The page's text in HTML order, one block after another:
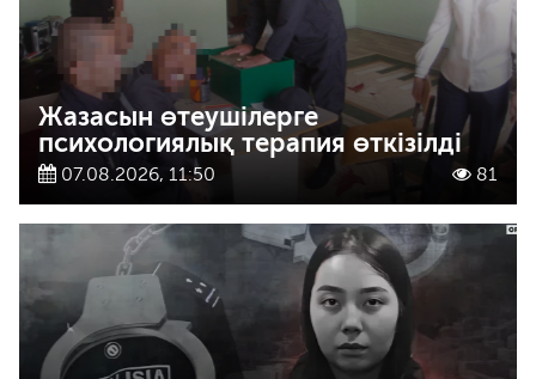
Жазасын өтеушілерге
психологиялық терапия өткізілді
07.08.2026, 11:50 81